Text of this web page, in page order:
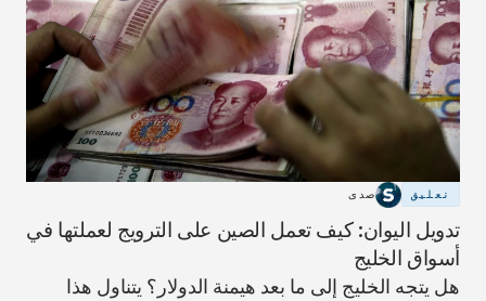
تعليق صدى
تدويل اليوان: كيف تعمل الصين على الترويج لعملتها في
أسواق الخليج
هل يتجه الخليج إلى ما بعد هيمنة الدولار؟ يتناول هذا